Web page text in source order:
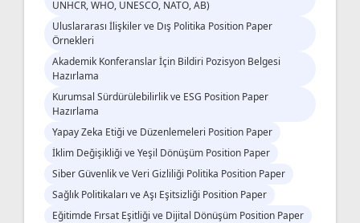
UNHCR, WHO, UNESCO, NATO, AB)
Uluslararası İlişkiler ve Dış Politika Position Paper
Örnekleri
Akademik Konferanslar İçin Bildiri Pozisyon Belgesi
Hazırlama
Kurumsal Sürdürülebilirlik ve ESG Position Paper
Hazırlama
Yapay Zeka Etiği ve Düzenlemeleri Position Paper
İklim Değişikliği ve Yeşil Dönüşüm Position Paper
Siber Güvenlik ve Veri Gizliliği Politika Position Paper
Sağlık Politikaları ve Aşı Eşitsizliği Position Paper
Eğitimde Fırsat Eşitliği ve Dijital Dönüşüm Position Paper